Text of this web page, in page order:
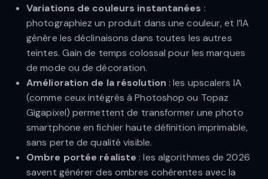
Variations de couleurs instantanées :
photographiez un produit dans une couleur, et l’IA
génère les déclinaisons dans toutes les autres
teintes. Gain de temps colossal pour les marques
de mode ou de décoration.
Amélioration de la résolution : les upscalers IA
(comme ceux intégrés à Photoshop ou Topaz
Gigapixel) permettent de transformer une photo
smartphone en fichier haute définition imprimable,
sans perte de qualité visible.
Ombre portée réaliste : les algorithmes de 2026
savent générer des ombres cohérentes avec la